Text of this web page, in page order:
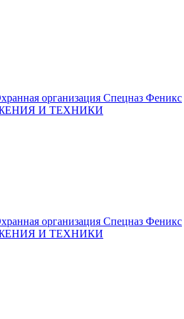
организация Спецназ Феникс
И ТЕХНИКИ
организация Спецназ Феникс
И ТЕХНИКИ